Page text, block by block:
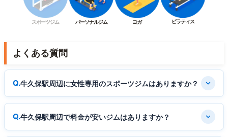
スポーツジム パーソナルジム ヨガ ピラティス
よくある質問
牛久保駅周辺に女性専用のスポーツジムはありますか？
牛久保駅周辺で料金が安いジムはありますか？